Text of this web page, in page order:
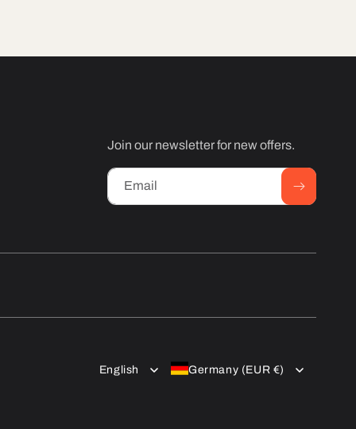
Join our newsletter for new offers.
Email
English Germany (EUR €)